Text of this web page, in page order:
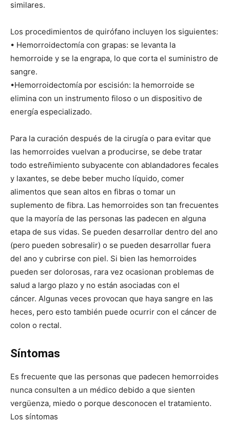
similares.
Los procedimientos de quirófano incluyen los siguientes:
• Hemorroidectomía con grapas: se levanta la
hemorroide y se la engrapa, lo que corta el suministro de
sangre.
•Hemorroidectomía por escisión: la hemorroide se
elimina con un instrumento filoso o un dispositivo de
energía especializado.
Para la curación después de la cirugía o para evitar que
las hemorroides vuelvan a producirse, se debe tratar
todo estreñimiento subyacente con ablandadores fecales
y laxantes, se debe beber mucho líquido, comer
alimentos que sean altos en fibras o tomar un
suplemento de fibra. Las hemorroides son tan frecuentes
que la mayoría de las personas las padecen en alguna
etapa de sus vidas. Se pueden desarrollar dentro del ano
(pero pueden sobresalir) o se pueden desarrollar fuera
del ano y cubrirse con piel. Si bien las hemorroides
pueden ser dolorosas, rara vez ocasionan problemas de
salud a largo plazo y no están asociadas con el
cáncer. Algunas veces provocan que haya sangre en las
heces, pero esto también puede ocurrir con el cáncer de
colon o rectal.
Síntomas
Es frecuente que las personas que padecen hemorroides
nunca consulten a un médico debido a que sienten
vergüenza, miedo o porque desconocen el tratamiento.
Los síntomas